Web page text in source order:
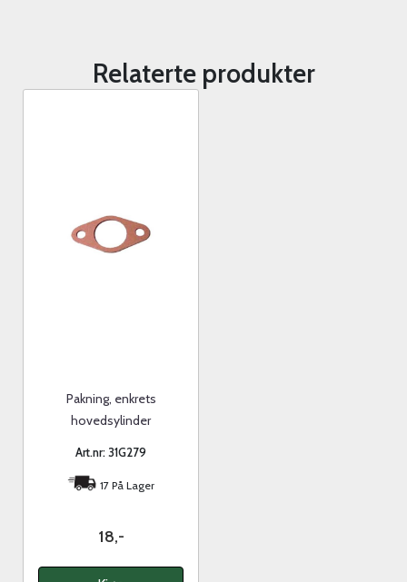
Relaterte produkter
Pakning, enkrets
hovedsylinder
Art.nr: 31G279
17 På Lager
18,-